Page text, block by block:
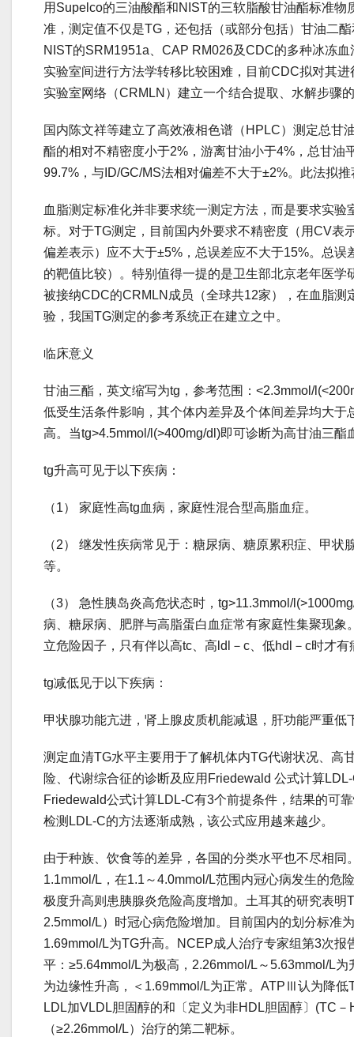
用Supelco的三油酸酯和NIST的三软脂酸甘油酯标准物
准，测定值不仅是TG，还包括（或部分包括）甘油二
NIST的SRM1951a、CAP RM026及CDC的多种冰冻
实验室间进行方法学转移比较困难，目前CDC拟对其
实验室网络（CRMLN）建立一个结合提取、水解步骤
国内陈文祥等建立了高效液相色谱（HPLC）测定总甘
酯的相对不精密度小于2%，游离甘油小于4%，总甘油
99.7%，与ID/GC/MS法相对偏差不大于±2%。此法拟
血脂测定标准化并非要求统一测定方法，而是要求实验
标。对于TG测定，目前国内外要求不精密度（用CV表
偏差表示）应不大于±5%，总误差应不大于15%。总误
的靶值比较）。特别值得一提的是卫生部北京老年医
被接纳CDC的CRMLN成员（全球共12家），在血脂测
验，我国TG测定的参考系统正在建立之中。
临床意义
甘油三酯，英文缩写为tg，参考范围：<2.3mmol/
低受生活条件影响，其个体内差异及个体间差异均大于
高。当tg>4.5mmol/l(>400mg/dl)即可诊断为高甘油三酯
tg升高可见于以下疾病：
（1） 家庭性高tg血病，家庭性混合型高脂血症。
（2） 继发性疾病常见于：糖尿病、糖原累积症、甲状
等。
（3） 急性胰岛炎高危状态时，tg>11.3mmol/
病、糖尿病、肥胖与高脂蛋白血症常有家庭性集聚现象
立危险因子，只有伴以高tc、高ldl－c、低hdl－c时才有
tg减低见于以下疾病：
甲状腺功能亢进，肾上腺皮质机能减退，肝功能严重低
测定血清TG水平主要用于了解机体内TG代谢状况、高
险、代谢综合征的诊断及应用Friedewald 公式计算
Friedewald公式计算LDL-C有3个前提条件，结果的可
检测LDL-C的方法逐渐成熟，该公式应用越来越少。
由于种族、饮食等的差异，各国的分类水平也不尽相同
1.1mmol/L，在1.1～4.0mmol/L范围内冠心病发生的危
极度升高则患胰腺炎危险高度增加。土耳其的研究表明
2.5mmol/L）时冠心病危险增加。目前国内的划分标准
1.69mmol/L为TG升高。NCEP成人治疗专家组第3次
平：≥5.64mmol/L为极高，2.26mmol/L～5.63mmol/L
为边缘性升高，＜1.69mmol/L为正常。ATPⅢ认为降低
LDL加VLDL胆固醇的和〔定义为非HDL胆固醇〕(TC
（≥2.26mmol/L）治疗的第二靶标。